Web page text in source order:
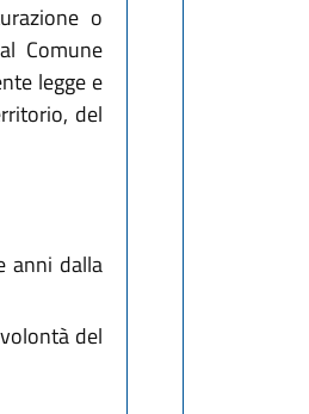
o
Comune
legge e
del
anni dalla
del